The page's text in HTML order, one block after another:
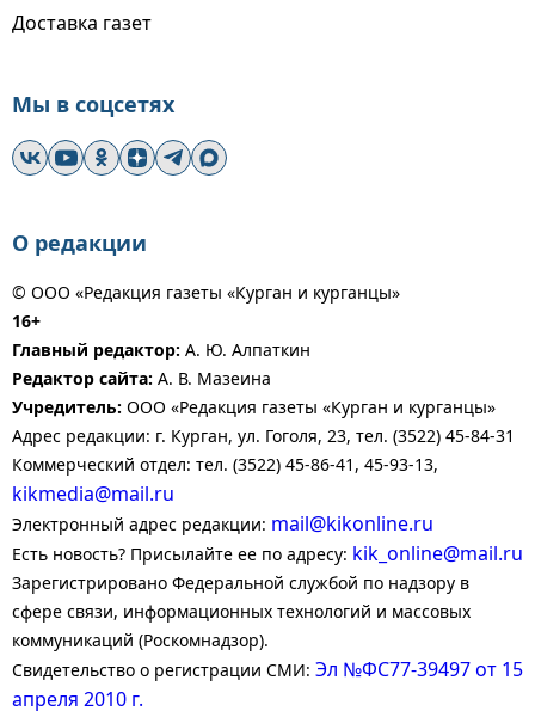
Доставка газет
Мы в соцсетях
О редакции
© ООО «Редакция газеты «Курган и курганцы»
16+
Главный редактор: А. Ю. Алпаткин
Редактор сайта: А. В. Мазеина
Учредитель: ООО «Редакция газеты «Курган и курганцы»
Адрес редакции: г. Курган, ул. Гоголя, 23, тел. (3522) 45-84-31
Коммерческий отдел: тел. (3522) 45-86-41, 45-93-13,
kikmedia@mail.ru
Электронный адрес редакции: mail@kikonline.ru
Есть новость? Присылайте ее по адресу: kik_online@mail.ru
Зарегистрировано Федеральной службой по надзору в
сфере связи, информационных технологий и массовых
коммуникаций (Роскомнадзор).
Свидетельство о регистрации СМИ: Эл №ФС77-39497 от 15
апреля 2010 г.